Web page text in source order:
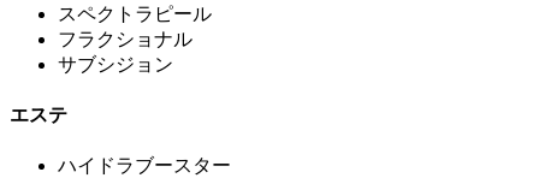
スペクトラピール
フラクショナル
サブシジョン
エステ
ハイドラブースター